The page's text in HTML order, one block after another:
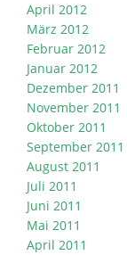
April 2012
März 2012
Februar 2012
Januar 2012
Dezember 2011
November 2011
Oktober 2011
September 2011
August 2011
Juli 2011
Juni 2011
Mai 2011
April 2011